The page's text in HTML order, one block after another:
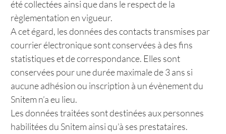
été collectées ainsi que dans le respect de la
règlementation en vigueur.
A cet égard, les données des contacts transmises par
courrier électronique sont conservées à des fins
statistiques et de correspondance. Elles sont
conservées pour une durée maximale de 3 ans si
aucune adhésion ou inscription à un évènement du
Snitem n’a eu lieu.
Les données traitées sont destinées aux personnes
habilitées du Snitem ainsi qu’à ses prestataires.